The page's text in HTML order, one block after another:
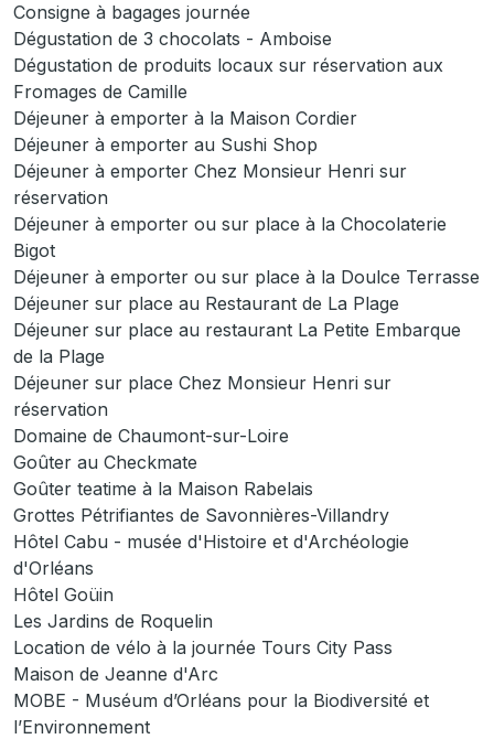
Consigne à bagages journée
Dégustation de 3 chocolats - Amboise
Dégustation de produits locaux sur réservation aux
Fromages de Camille
Déjeuner à emporter à la Maison Cordier
Déjeuner à emporter au Sushi Shop
Déjeuner à emporter Chez Monsieur Henri sur
réservation
Déjeuner à emporter ou sur place à la Chocolaterie
Bigot
Déjeuner à emporter ou sur place à la Doulce Terrasse
Déjeuner sur place au Restaurant de La Plage
Déjeuner sur place au restaurant La Petite Embarque
de la Plage
Déjeuner sur place Chez Monsieur Henri sur
réservation
Domaine de Chaumont-sur-Loire
Goûter au Checkmate
Goûter teatime à la Maison Rabelais
Grottes Pétrifiantes de Savonnières-Villandry
Hôtel Cabu - musée d'Histoire et d'Archéologie
d'Orléans
Hôtel Goüin
Les Jardins de Roquelin
Location de vélo à la journée Tours City Pass
Maison de Jeanne d'Arc
MOBE - Muséum d’Orléans pour la Biodiversité et
l’Environnement